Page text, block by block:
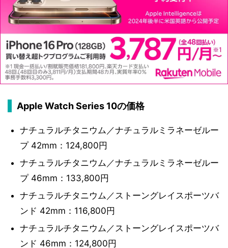
Apple Watch Series 10の価格
ナチュラルチタニウム／ナチュラルミラネーゼルー
プ 42mm：124,800円
ナチュラルチタニウム／ナチュラルミラネーゼルー
プ 46mm：133,800円
ナチュラルチタニウム／ストーングレイスポーツバ
ンド 42mm：116,800円
ナチュラルチタニウム／ストーングレイスポーツバ
ンド 46mm：124,800円